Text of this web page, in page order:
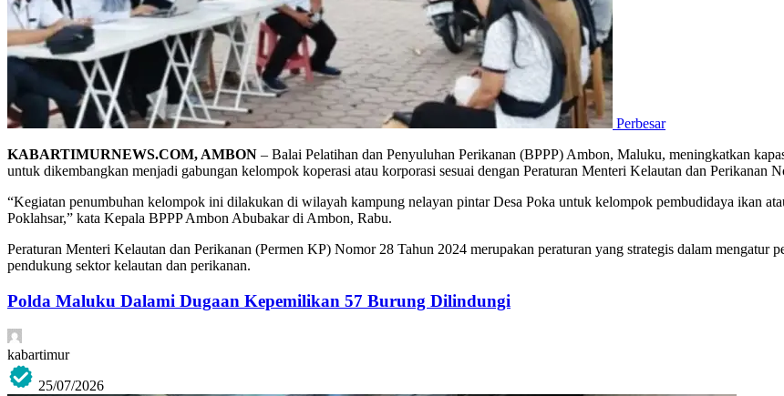
Perbesar
KABARTIMURNEWS.COM, AMBON – Balai Pelatihan dan Penyuluhan Perikanan (BPPP) Ambon, Maluku, meningkatkan
untuk dikembangkan menjadi gabungan kelompok koperasi atau korporasi sesuai dengan Peraturan Menteri Kelautan dan Perikanan
“Kegiatan penumbuhan kelompok ini dilakukan di wilayah kampung nelayan pintar Desa Poka untuk kelompok pembudidaya ikan
Poklahsar,” kata Kepala BPPP Ambon Abubakar di Ambon, Rabu.
Peraturan Menteri Kelautan dan Perikanan (Permen KP) Nomor 28 Tahun 2024 merupakan peraturan yang strategis dalam mengatur
pendukung sektor kelautan dan perikanan.
Polda Maluku Dalami Dugaan Kepemilikan 57 Burung Dilindungi
kabartimur
25/07/2026